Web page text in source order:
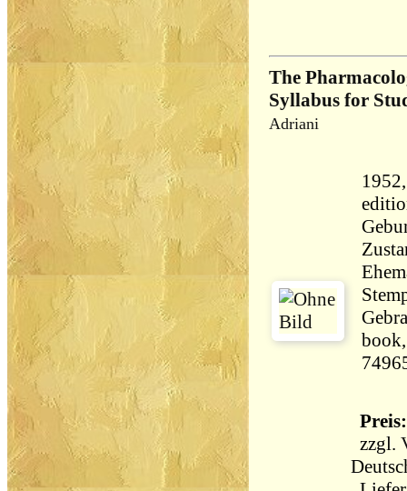
The
Syllabus for
Adriani
zzgl.